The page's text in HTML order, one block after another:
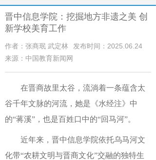
晋中信息学院：挖掘地方非遗之美 创
新学校美育工作
作者：张商珉 武定林
发布时间：2025.06.24
来源：中国教育新闻网
在晋商故里太谷，流淌着一条蕴含太
谷千年文脉的河流，她是《水经注》中
的“蒋溪”，也是百姓口中的“回马河”。
近年来，晋中信息学院依托乌马河文
化带“农耕文明与晋商文化”交融的独特生